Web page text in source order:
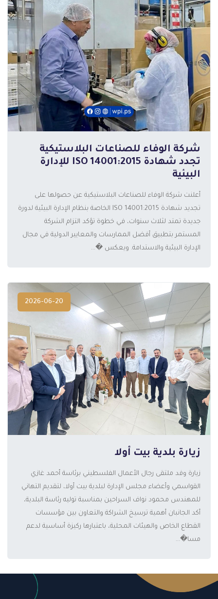
شركة الوفاء للصناعات البلاستيكية
تجدد شهادة ISO 14001:2015 للإدارة
البيئية
أعلنت شركة الوفاء للصناعات البلاستيكية عن حصولها على
تجديد شهادة ISO 14001:2015 الخاصة بنظام الإدارة البيئية لدورة
جديدة تمتد لثلاث سنوات، في خطوة تؤكد التزام الشركة
المستمر بتطبيق أفضل الممارسات والمعايير الدولية في مجال
الإدارة البيئية والاستدامة. ويعكس �...
2026-06-20
المزيد
زيارة بلدية بيت أولا
زيارة وفد ملتقى رجال الأعمال الفلسطيني برئاسة أحمد غازي
القواسمي وأعضاء مجلس الإدارة لبلدية بيت أولا، لتقديم التهاني
للمهندس محمود نواف السراحين بمناسبة توليه رئاسة البلدية،
أكد الجانبان أهمية ترسيخ الشراكة والتعاون بين مؤسسات
القطاع الخاص والهيئات المحلية، باعتبارها ركيزة أساسية لدعم
مسا�...